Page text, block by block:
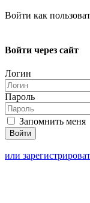
Войти как
Войти через сайт
Логин
Пароль
Запомнить меня
или